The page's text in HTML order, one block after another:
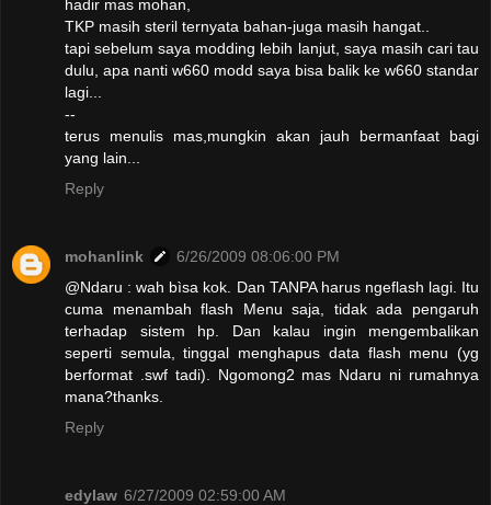
hadir mas mohan,
TKP masih steril ternyata bahan-juga masih hangat..
tapi sebelum saya modding lebih lanjut, saya masih cari tau
dulu, apa nanti w660 modd saya bisa balik ke w660 standar
lagi...
--
terus menulis mas,mungkin akan jauh bermanfaat bagi
yang lain...
Reply
mohanlink
6/26/2009 08:06:00 PM
@Ndaru : wah bìsa kok. Dan TANPA harus ngeflash lagi. Itu
cuma menambah flash Menu saja, tidak ada pengaruh
terhadap sistem hp. Dan kalau ingin mengembalikan
seperti semula, tinggal menghapus data flash menu (yg
berformat .swf tadi). Ngomong2 mas Ndaru ni rumahnya
mana?thanks.
Reply
edylaw 6/27/2009 02:59:00 AM